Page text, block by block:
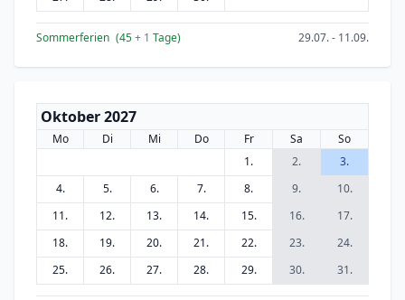
Sommerferien (45+ 1 Tage) 29.07. - 11.09.
Oktober 2027
Mo Di Mi Do Fr Sa
So
1.
2.
3.
4.
5. 6. 7. 8. 9.
10.
11.
12. 13. 14. 15. 16.
17.
18.
19. 20. 21. 22. 23.
24.
25.
26. 27. 28. 29. 30. 31.